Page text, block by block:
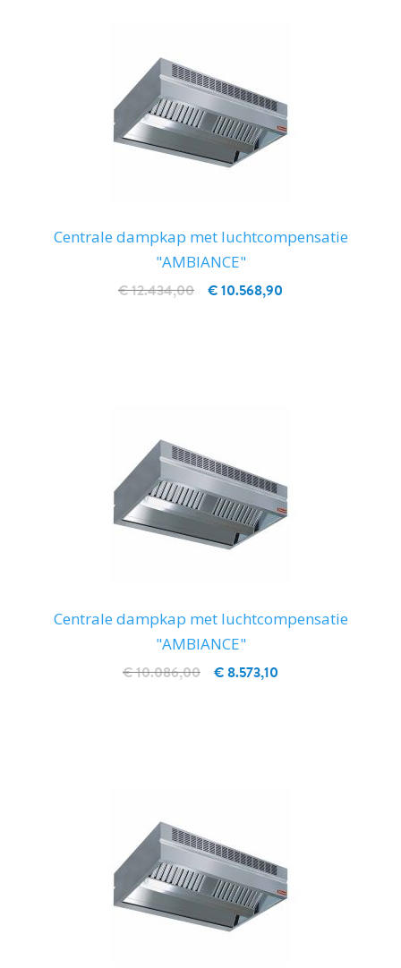
Centrale dampkap met luchtcompensatie
"AMBIANCE"
€ 10.568,90
€ 12.434,00
Centrale dampkap met luchtcompensatie
"AMBIANCE"
€ 8.573,10
€ 10.086,00